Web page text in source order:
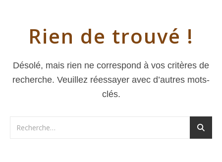
Rien de trouvé !
Désolé, mais rien ne correspond à vos critères de
recherche. Veuillez réessayer avec d’autres mots-
clés.